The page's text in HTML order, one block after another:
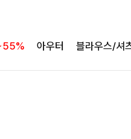
아우터 블라우스/셔
팔롬드 링클블라우스+